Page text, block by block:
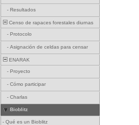
- Resultados
Censo de rapaces forestales diurnas
- Protocolo
- Asignación de celdas para censar
ENARAK
- Proyecto
- Cómo participar
- Charlas
Bioblitz
- Qué es un Bioblitz